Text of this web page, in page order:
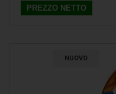
PREZZO NETTO
NUOVO